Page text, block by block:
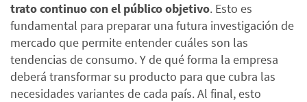
trato continuo con el público objetivo. Esto es
fundamental para preparar una futura investigación de
mercado que permite entender cuáles son las
tendencias de consumo. Y de qué forma la empresa
deberá transformar su producto para que cubra las
necesidades variantes de cada país. Al final, esto